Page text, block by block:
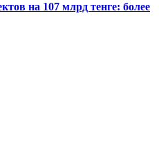
на 107 млрд тенге: более